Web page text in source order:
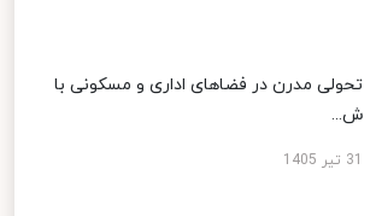
تحولی مدرن در فضاهای اداری و مسکونی با
ش...